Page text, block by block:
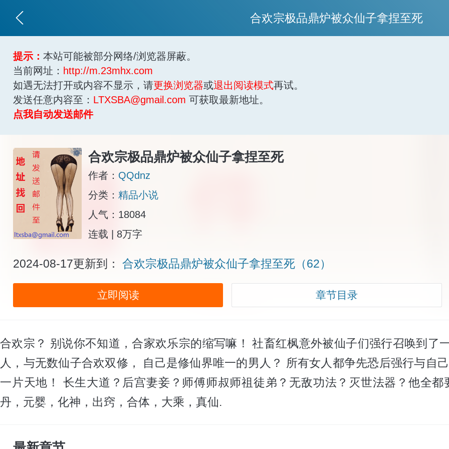
合欢宗极品鼎炉被众仙子拿捏至死
提示：本站可能被部分网络/浏览器屏蔽。
当前网址： http://m.23mhx.com
如遇无法打开或内容不显示，请更换浏览器或退出阅读模式再试。
发送任意内容至： LTXSBA@gmail.com 可获取最新地址。
点我自动发送邮件
合欢宗极品鼎炉被众仙子拿捏至死
作者： QQdnz
分类： 精品小说
人气：18084
连载 | 8万字
2024-08-17更新到：合欢宗极品鼎炉被众仙子拿捏至死（62）
立即阅读 章节目录
合欢宗？ 别说你不知道，合家欢乐宗的缩写嘛！ 社畜红枫意外被仙子们强行召唤到了
人，与无数仙子合欢双修， 自己是修仙界唯一的男人？ 所有女人都争先恐后强行与自
一片天地！ 长生大道？后宫妻妾？师傅师叔师祖徒弟？无敌功法？灭世法器？他全
丹，元婴，化神，出窍，合体，大乘，真仙.